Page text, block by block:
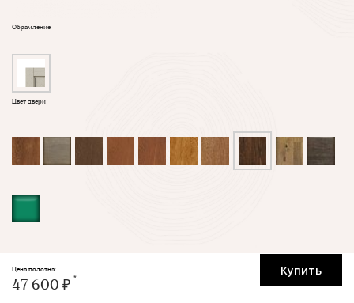
Обрамление
Цвет двери
Купить
Цена полотна:
47 600 ₽